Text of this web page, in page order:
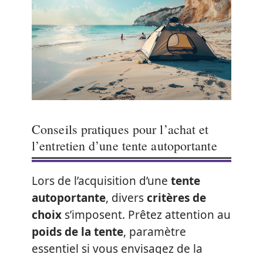
Conseils pratiques pour l’achat et
l’entretien d’une tente autoportante
Lors de l’acquisition d’une tente
autoportante, diverscritères de
choix s’imposent. Prêtez attention au
poids de la tente, paramètre
essentiel si vous envisagez de la